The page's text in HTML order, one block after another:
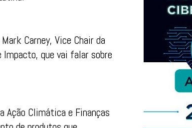
Carney, Vice Chair da
que vai falar sobre
Ação Climática e Finanças